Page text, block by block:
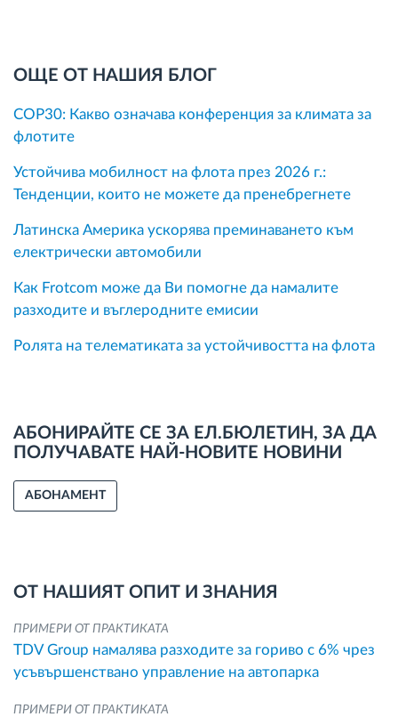
ОЩЕ ОТ НАШИЯ БЛОГ
COP30: Какво означава конференция за климата за
флотите
Устойчива мобилност на флота през 2026 г.:
Тенденции, които не можете да пренебрегнете
Латинска Америка ускорява преминаването към
електрически автомобили
Как Frotcom може да Ви помогне да намалите
разходите и въглеродните емисии
Ролята на телематиката за устойчивостта на флота
АБОНИРАЙТЕ СЕ ЗА ЕЛ.БЮЛЕТИН, ЗА ДА
ПОЛУЧАВАТЕ НАЙ-НОВИТЕ НОВИНИ
АБОНАМЕНТ
ОТ НАШИЯТ ОПИТ И ЗНАНИЯ
ПРИМЕРИ ОТ ПРАКТИКАТА
TDV Group намалява разходите за гориво с 6% чрез
усъвършенствано управление на автопарка
ПРИМЕРИ ОТ ПРАКТИКАТА